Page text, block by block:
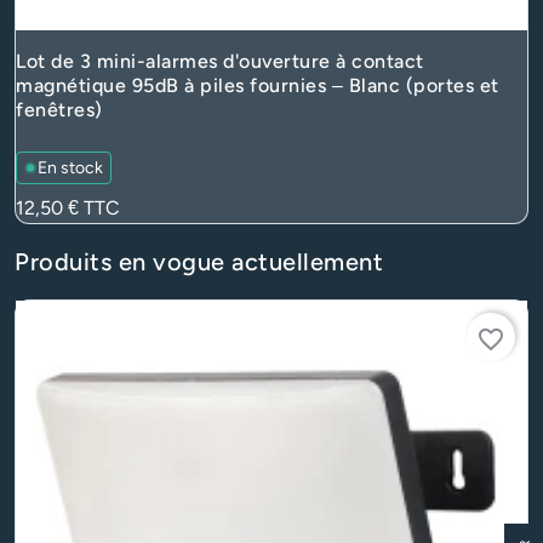
Lot de 3 mini-alarmes d'ouverture à contact
magnétique 95dB à piles fournies – Blanc (portes et
fenêtres)
En stock
Prix
12,50 € TTC
Produits en vogue actuellement
favorite_border